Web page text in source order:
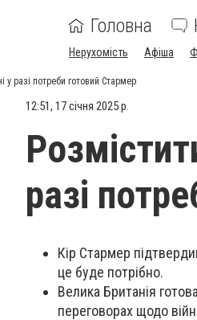
Головна
Нерухомість Афіша
у разі потреби готовий Стармер
12:51, 17 січня 2025 р.
разі
Кір Стармер
це буде потрібно.
Велика Британія
переговорах щодо